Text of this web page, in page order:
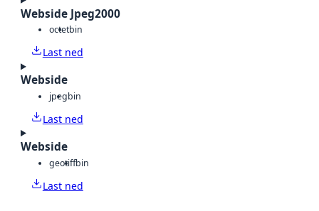
Webside Jpeg2000
octetbin
Last ned
Webside
jpegbin
Last ned
Webside
geotiffbin
Last ned